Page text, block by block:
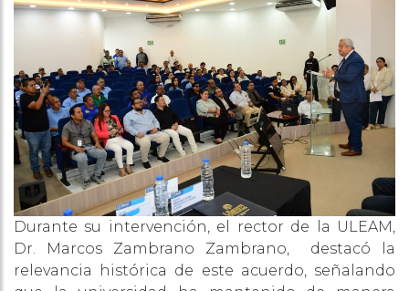
Durante su intervención, el rector de la ULEAM,
Dr. Marcos Zambrano Zambrano, destacó la
relevancia histórica de este acuerdo, señalando